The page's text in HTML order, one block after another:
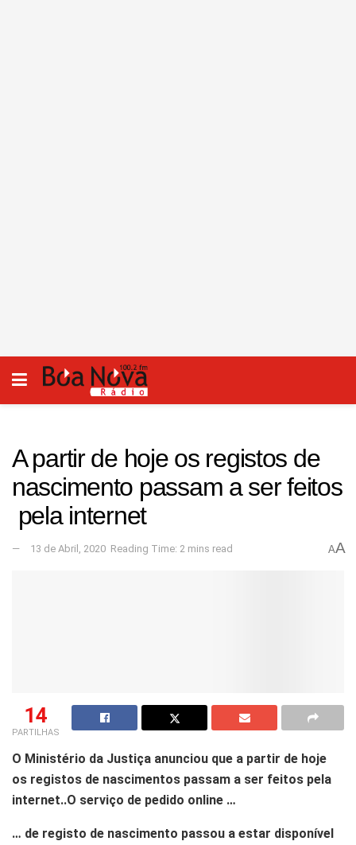
A partir de hoje os registos de
nascimento passam a ser feitos
pela internet
13 de Abril, 2020 Reading Time: 2 mins read AA
14
PARTILHAS
O Ministério da Justiça anunciou que a partir de hoje
os registos de nascimentos passam a ser feitos pela
internet..O serviço de pedido online …
… de registo de nascimento passou a estar disponível